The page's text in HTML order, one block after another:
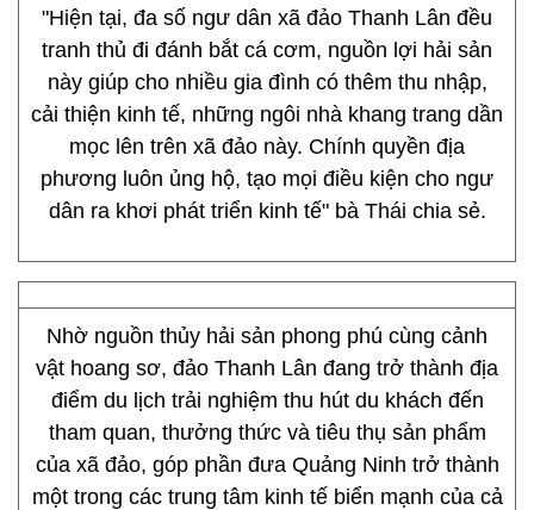
"Hiện tại, đa số ngư dân xã đảo Thanh Lân đều
tranh thủ đi đánh bắt cá cơm, nguồn lợi hải sản
này giúp cho nhiều gia đình có thêm thu nhập,
cải thiện kinh tế, những ngôi nhà khang trang dần
mọc lên trên xã đảo này. Chính quyền địa
phương luôn ủng hộ, tạo mọi điều kiện cho ngư
dân ra khơi phát triển kinh tế" bà Thái chia sẻ.
Nhờ nguồn thủy hải sản phong phú cùng cảnh
vật hoang sơ, đảo Thanh Lân đang trở thành địa
điểm du lịch trải nghiệm thu hút du khách đến
tham quan, thưởng thức và tiêu thụ sản phẩm
của xã đảo, góp phần đưa Quảng Ninh trở thành
một trong các trung tâm kinh tế biển mạnh của cả